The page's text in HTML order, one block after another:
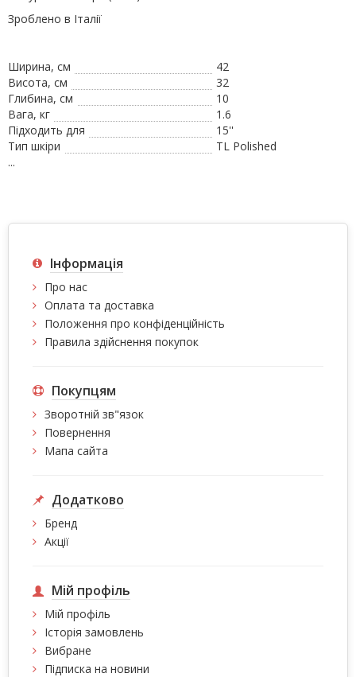
Зроблено в Італії
Ширина, см
42
Висота, см
32
Глибина, см
10
Вага, кг
1.6
Підходить для
15''
Тип шкіри
TL Polished
...
Інформація
Про нас
Оплата та доставка
Положення про конфіденційність
Правила здійснення покупок
Покупцям
Зворотній зв"язок
Повернення
Мапа сайта
Додатково
Бренд
Акції
Мій профіль
Мій профіль
Історія замовлень
Вибране
Підписка на новини